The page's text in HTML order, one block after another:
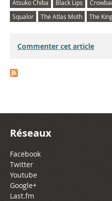
Atsuko Chiba Black Lips
Squalor
The Atlas Moth The
Commenter cet article
Réseaux
Facebook
Twitter
Youtube
Google+
Last.fm